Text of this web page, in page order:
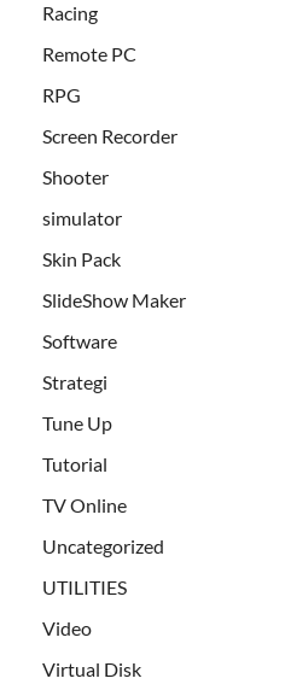
Racing
Remote PC
RPG
Screen Recorder
Shooter
simulator
Skin Pack
SlideShow Maker
Software
Strategi
Tune Up
Tutorial
TV Online
Uncategorized
UTILITIES
Video
Virtual Disk